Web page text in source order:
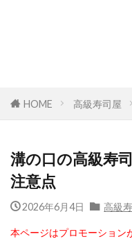
HOME 高級寿司屋
溝の口の高級寿
注意点
2026年6月4日 高級
本ページはプロモーション